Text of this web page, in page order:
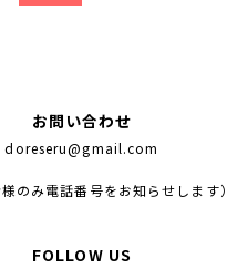
お問い合わせ
doreseru@gmail.com
様のみ電話番号をお知らせします）
FOLLOW US